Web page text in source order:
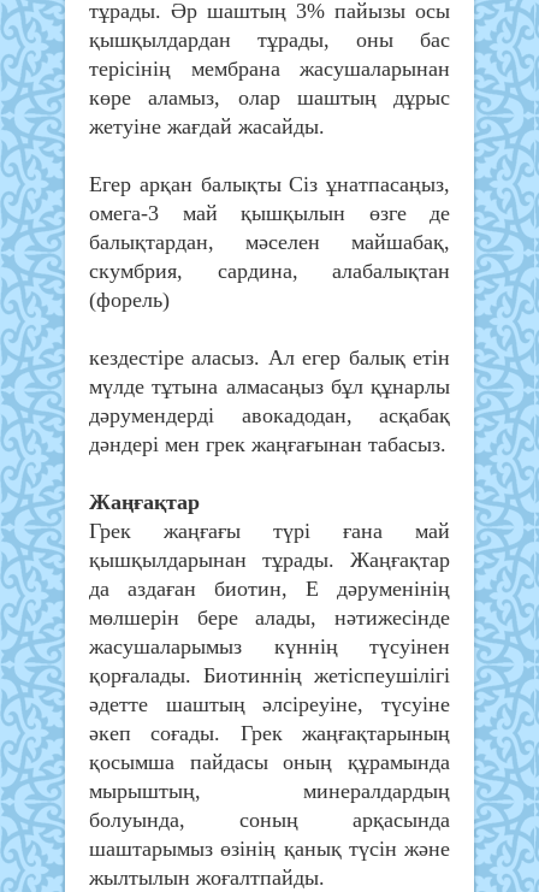
тұрады. Әр шаштың 3% пайызы осы
қышқылдардан тұрады, оны бас
терісінің мембрана жасушаларынан
көре аламыз, олар шаштың дұрыс
жетуіне жағдай жасайды.
Егер арқан балықты Сіз ұнатпасаңыз,
омега-3 май қышқылын өзге де
балықтардан, мәселен майшабақ,
скумбрия, сардина, алабалықтан
(форель)
кездестіре аласыз. Ал егер балық етін
мүлде тұтына алмасаңыз бұл құнарлы
дәрумендерді авокадодан, асқабақ
дәндері мен грек жаңғағынан табасыз.
Жаңғақтар
Грек жаңғағы түрі ғана май
қышқылдарынан тұрады. Жаңғақтар
да аздаған биотин, Е дәруменінің
мөлшерін бере алады, нәтижесінде
жасушаларымыз күннің түсуінен
қорғалады. Биотиннің жетіспеушілігі
әдетте шаштың әлсіреуіне, түсуіне
әкеп соғады. Грек жаңғақтарының
қосымша пайдасы оның құрамында
мырыштың, минералдардың
болуында, соның арқасында
шаштарымыз өзінің қанық түсін және
жылтылын жоғалтпайды.